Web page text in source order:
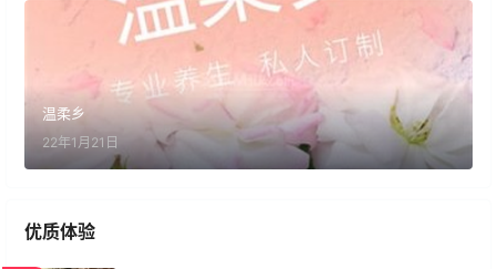
温柔乡
22年1月21日
优质体验